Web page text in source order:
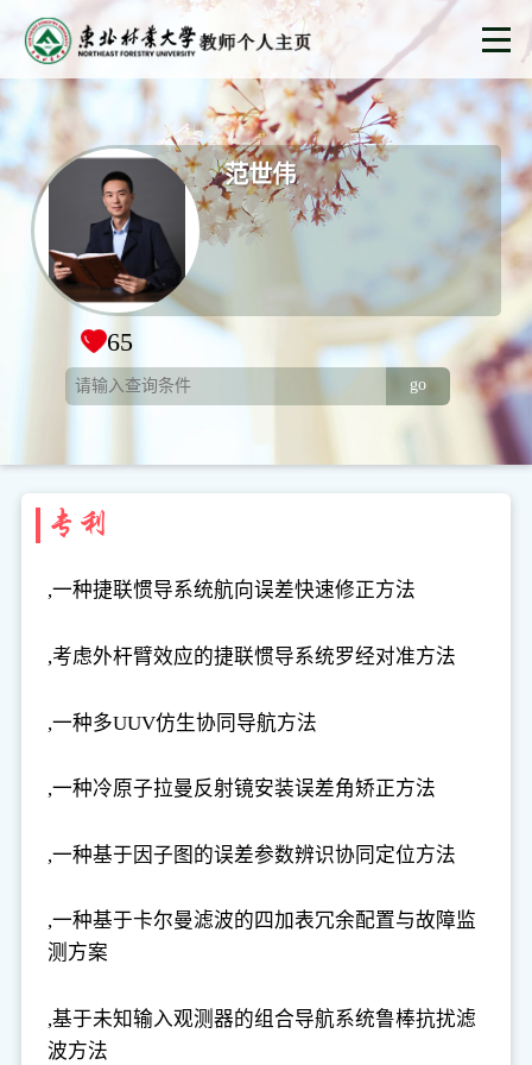
范世伟
65
go
专利
,一种捷联惯导系统航向误差快速修正方法
,考虑外杆臂效应的捷联惯导系统罗经对准方法
,一种多UUV仿生协同导航方法
,一种冷原子拉曼反射镜安装误差角矫正方法
,一种基于因子图的误差参数辨识协同定位方法
,一种基于卡尔曼滤波的四加表冗余配置与故障监
测方案
,基于未知输入观测器的组合导航系统鲁棒抗扰滤
波方法